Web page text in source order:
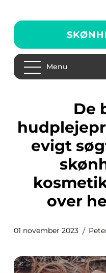
Menu
De bedste
evigt
over
01 november 2023